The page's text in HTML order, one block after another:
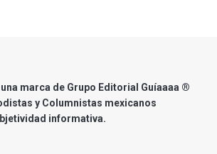
marca de Grupo Editorial Guíaaaa ®
y Columnistas mexicanos
informativa.